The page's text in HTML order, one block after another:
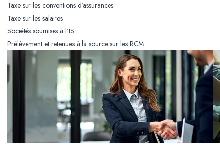
Taxe sur les conventions d'assurances
Taxe sur les salaires
Sociétés soumises à l'IS
Prélèvement et retenues à la source sur les RCM